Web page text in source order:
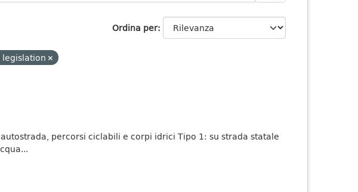
Ordina per
legislation
percorsi ciclabili e corpi idrici Tipo 1: su strada statale